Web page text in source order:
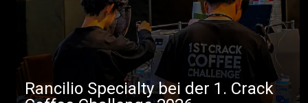
Rancilio Specialty bei der 1. Crack